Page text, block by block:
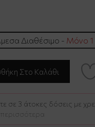
Διαθέσιμο - Μόνο 1
σε 3 άτοκες δόσεις με